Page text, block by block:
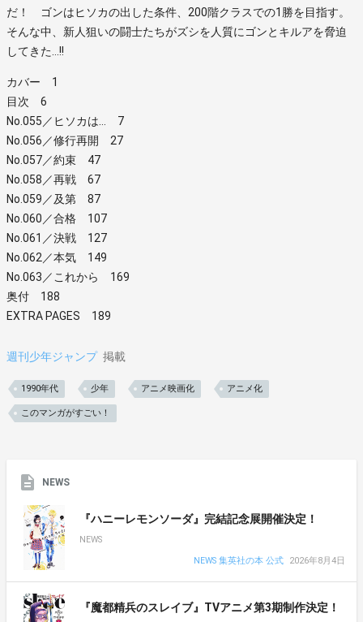
だ！ ゴンはヒソカの出した条件、200階クラスでの1勝を目指す。
そんな中、新人狙いの闘士たちがズシを人質にゴンとキルアを脅迫
してきた…!!
カバー 1
目次 6
No.055／ヒソカは… 7
No.056／修行再開 27
No.057／約束 47
No.058／再戦 67
No.059／及第 87
No.060／合格 107
No.061／決戦 127
No.062／本気 149
No.063／これから 169
奥付 188
EXTRA PAGES 189
週刊少年ジャンプ 掲載
1990年代 少年 アニメ映画化 アニメ化
このマンガがすごい！
NEWS
『ハニーレモンソーダ』完結記念展開催決定！
NEWS
NEWS 集英社の本 公式
2026年8月4日
『魔都精兵のスレイブ』TVアニメ第3期制作決定！